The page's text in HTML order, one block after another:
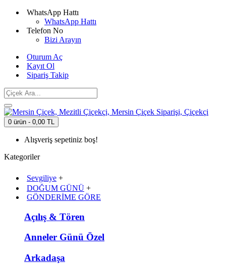
WhatsApp Hattı
WhatsApp Hattı
Telefon No
Bizi Arayın
Oturum Aç
Kayıt Ol
Sipariş Takip
0 ürün - 0,00 TL
Alışveriş sepetiniz boş!
Kategoriler
Sevgiliye +
DOĞUM GÜNÜ +
GÖNDERİME GÖRE
Açılış & Tören
Anneler Günü Özel
Arkadaşa